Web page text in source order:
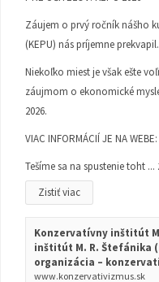
Záujem o prvý ročník nášho
(KEPU) nás príjemne prekvapil.
Niekoľko miest je však ešte
záujmom o ekonomické
2026.
VIAC INFORMÁCIÍ JE NA WEBE:
Tešíme sa na spustenie toht ...
Zistiť viac
Konzervatívny inštitút
inštitút M. R. Štefánika
organizácia –
www.konzervativizmus.sk